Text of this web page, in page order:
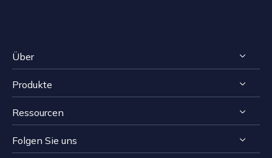
Über
Impressum
Reviews & Awards
Lizenzvereinbarung
Produkte
RecExperts für Windows
RecExperts für Mac
Ressourcen
Bildschirmaufnahme-Tipps
Folgen Sie uns